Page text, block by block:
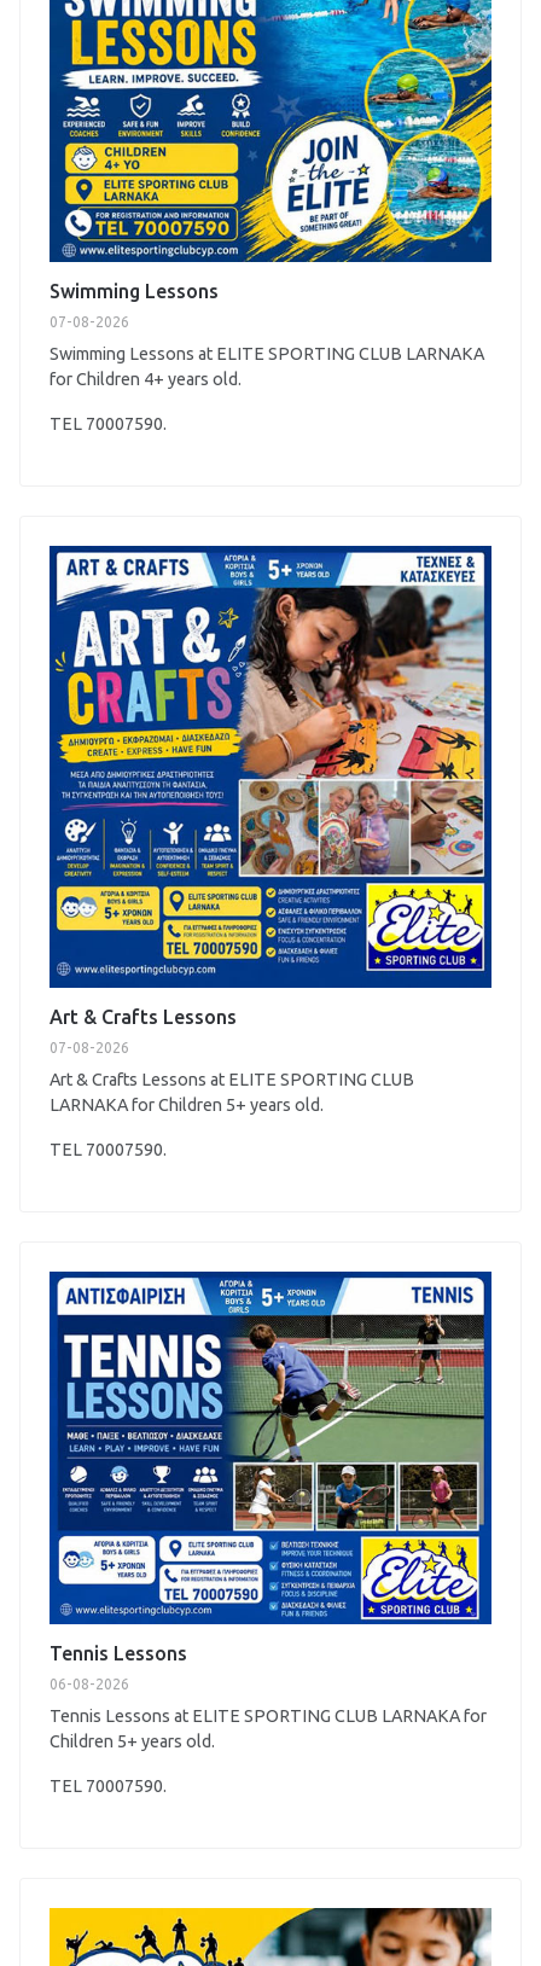
Swimming Lessons
07-08-2026
Swimming Lessons at ELITE SPORTING CLUB LARNAKA
for Children 4+ years old.
TEL 70007590.
Art & Crafts Lessons
07-08-2026
Art & Crafts Lessons at ELITE SPORTING CLUB
LARNAKA for Children 5+ years old.
TEL 70007590.
Tennis Lessons
06-08-2026
Tennis Lessons at ELITE SPORTING CLUB LARNAKA for
Children 5+ years old.
TEL 70007590.